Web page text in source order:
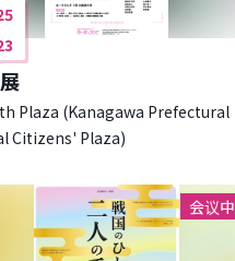
Plaza (Kanagawa Prefectural
Citizens' Plaza)
会议中